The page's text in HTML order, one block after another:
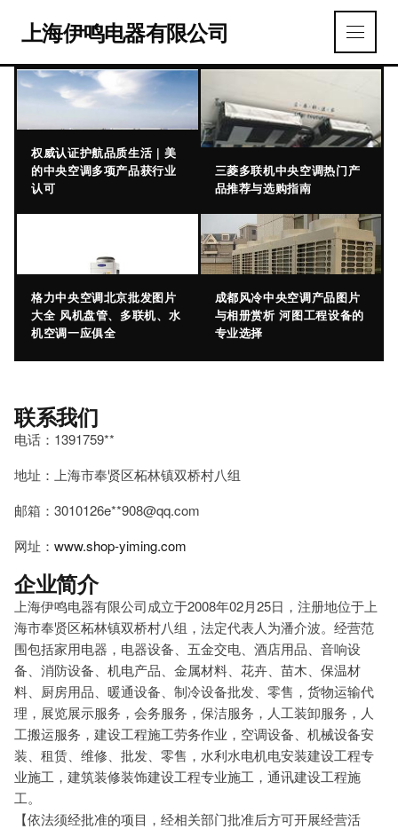
上海伊鸣电器有限公司
权威认证护航品质生活 | 美
的中央空调多项产品获行业
认可
三菱多联机中央空调热门产
品推荐与选购指南
格力中央空调北京批发图片
大全 风机盘管、多联机、水
机空调一应俱全
成都风冷中央空调产品图片
与相册赏析 河图工程设备的
专业选择
联系我们
电话：1391759**
地址：上海市奉贤区柘林镇双桥村八组
邮箱：3010126e**908@qq.com
网址： www.shop-yiming.com
企业简介
上海伊鸣电器有限公司成立于2008年02月25日，注册地位于上
海市奉贤区柘林镇双桥村八组，法定代表人为潘介波。经营范
围包括家用电器，电器设备、五金交电、酒店用品、音响设
备、消防设备、机电产品、金属材料、花卉、苗木、保温材
料、厨房用品、暖通设备、制冷设备批发、零售，货物运输代
理，展览展示服务，会务服务，保洁服务，人工装卸服务，人
工搬运服务，建设工程施工劳务作业，空调设备、机械设备安
装、租赁、维修、批发、零售，水利水电机电安装建设工程专
业施工，建筑装修装饰建设工程专业施工，通讯建设工程施
工。
【依法须经批准的项目，经相关部门批准后方可开展经营活